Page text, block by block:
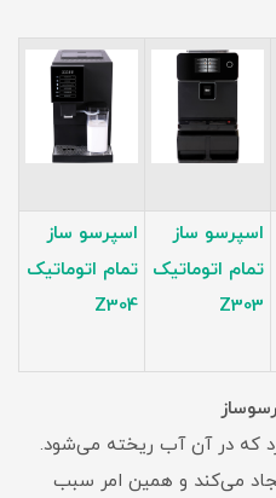
اسپرسو ساز
تمام اتوماتیک
Z303
اسپرسو ساز
تمام اتوماتیک
Z304
که در آن آب ریخته می‌شود.
می‌کند و همین امر سبب